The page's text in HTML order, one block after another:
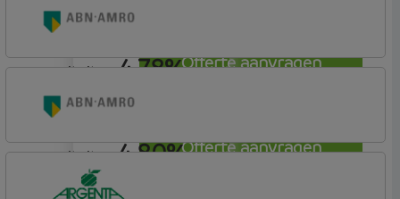
Offerte aanvragen
4,78%
Offerte aanvragen
Nationale Nederlanden
annuiteit
4,80%
Budget (Incl. Korting)
annuiteit
ABN AMRO Bank
Woning (Incl. Korting)